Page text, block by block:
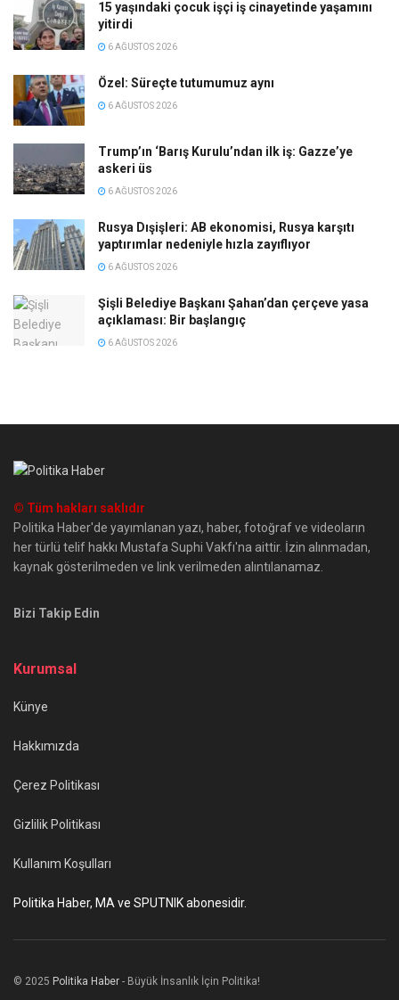
15 yaşındaki çocuk işçi iş cinayetinde yaşamını
yitirdi
6 AĞUSTOS 2026
Özel: Süreçte tutumumuz aynı
6 AĞUSTOS 2026
Trump’ın ‘Barış Kurulu’ndan ilk iş: Gazze’ye
askeri üs
6 AĞUSTOS 2026
Rusya Dışişleri: AB ekonomisi, Rusya karşıtı
yaptırımlar nedeniyle hızla zayıflıyor
6 AĞUSTOS 2026
Şişli Belediye Başkanı Şahan’dan çerçeve yasa
açıklaması: Bir başlangıç
6 AĞUSTOS 2026
© Tüm hakları saklıdır
Politika Haber'de yayımlanan yazı, haber, fotoğraf ve videoların
her türlü telif hakkı Mustafa Suphi Vakfı'na aittir. İzin alınmadan,
kaynak gösterilmeden ve link verilmeden alıntılanamaz.
Bizi Takip Edin
Kurumsal
Künye
Hakkımızda
Çerez Politikası
Gizlilik Politikası
Kullanım Koşulları
Politika Haber, MA ve SPUTNIK abonesidir.
© 2025 Politika Haber - Büyük İnsanlık İçin Politika!